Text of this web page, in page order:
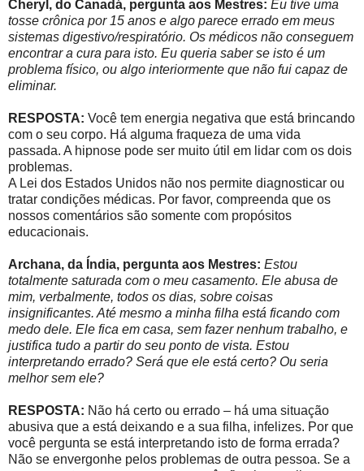
Cheryl, do Canadá, pergunta aos Mestres: Eu tive uma
tosse crônica por 15 anos e algo parece errado em meus
sistemas digestivo/respiratório. Os médicos não conseguem
encontrar a cura para isto. Eu queria saber se isto é um
problema físico, ou algo interiormente que não fui capaz de
eliminar.
RESPOSTA: Você tem energia negativa que está brincando
com o seu corpo. Há alguma fraqueza de uma vida
passada. A hipnose pode ser muito útil em lidar com os dois
problemas.
A Lei dos Estados Unidos não nos permite diagnosticar ou
tratar condições médicas. Por favor, compreenda que os
nossos comentários são somente com propósitos
educacionais.
Archana, da Índia, pergunta aos Mestres: Estou
totalmente saturada com o meu casamento. Ele abusa de
mim, verbalmente, todos os dias, sobre coisas
insignificantes. Até mesmo a minha filha está ficando com
medo dele. Ele fica em casa, sem fazer nenhum trabalho, e
justifica tudo a partir do seu ponto de vista. Estou
interpretando errado? Será que ele está certo? Ou seria
melhor sem ele?
RESPOSTA: Não há certo ou errado – há uma situação
abusiva que a está deixando e a sua filha, infelizes. Por que
você pergunta se está interpretando isto de forma errada?
Não se envergonhe pelos problemas de outra pessoa. Se a